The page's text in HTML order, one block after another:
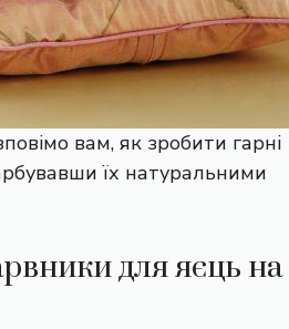
вам, як зробити гарні
їх натуральними
для яєць на